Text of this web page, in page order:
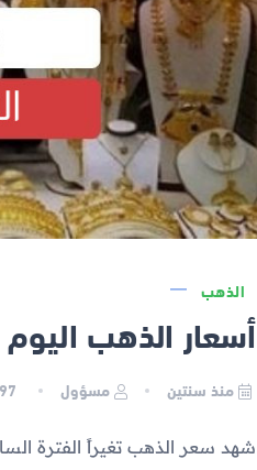
الذهب
أسعار الذهب اليوم السبت
منذ سنتين مسؤول
شهد سعر الذهب تغيراً الفترة